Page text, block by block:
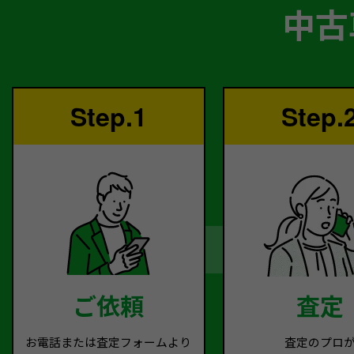
中
Step.1
ご依頼
お電話または査定フォームより
査定
査定のプロ